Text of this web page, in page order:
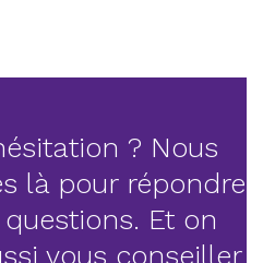
? Nous
là pour répondre
questions. Et on
vous conseiller